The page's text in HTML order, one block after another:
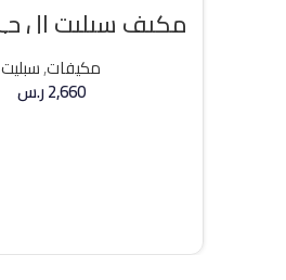
وحده بارد
مكيفات,سبليت
2,660ر.س